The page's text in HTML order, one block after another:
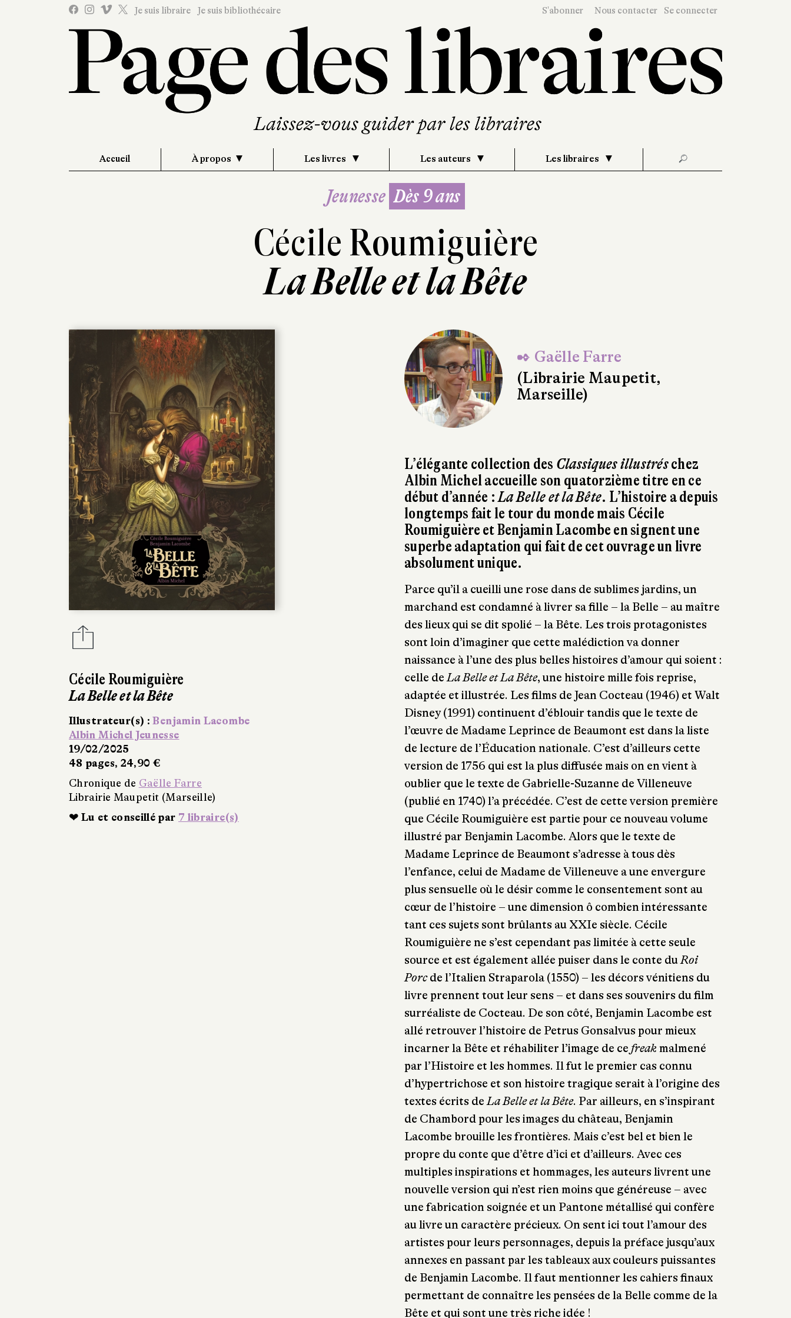
Je suis libraire Je suis bibliothécaire S'abonner Nous contacter Se connecter
Accueil À propos Les livres Les auteurs Les libraires 🔎
Jeunesse Dès 9 ans
Cécile Roumiguière
La Belle et la Bête
Cécile Roumiguière
La Belle et la Bête
Illustrateur(s) :Benjamin Lacombe
Albin Michel Jeunesse
19/02/2025
48 pages, 24,90 €
Chronique de Gaëlle Farre
Librairie Maupetit (Marseille)
❤ Lu et conseillé par 7 libraire(s)
✒ Gaëlle Farre
(Librairie Maupetit,
Marseille)
L’élégante collection des Classiques illustréschez
Albin Michel accueille son quatorzième titre en ce
début d’année :La Belle et la Bête. L’histoire a depuis
longtemps fait le tour du monde mais Cécile
Roumiguière et Benjamin Lacombe en signent une
superbe adaptation qui fait de cet ouvrage un livre
absolument unique.
Parce qu’il a cueilli une rose dans de sublimes jardins, un
marchand est condamné à livrer sa fille – la Belle – au maître
des lieux qui se dit spolié – la Bête. Les trois protagonistes
sont loin d’imaginer que cette malédiction va donner
naissance à l’une des plus belles histoires d’amour qui soient :
celle deLa Belle et La Bête, une histoire mille fois reprise,
adaptée et illustrée. Les films de Jean Cocteau (1946) et Walt
Disney (1991) continuent d’éblouir tandis que le texte de
l’œuvre de Madame Leprince de Beaumont est dans la liste
de lecture de l’Éducation nationale. C’est d’ailleurs cette
version de 1756 qui est la plus diffusée mais on en vient à
oublier que le texte de Gabrielle-Suzanne de Villeneuve
(publié en 1740) l’a précédée. C’est de cette version première
que Cécile Roumiguière est partie pour ce nouveau volume
illustré par Benjamin Lacombe. Alors que le texte de
Madame Leprince de Beaumont s’adresse à tous dès
l’enfance, celui de Madame de Villeneuve a une envergure
plus sensuelle où le désir comme le consentement sont au
cœur de l’histoire – une dimension ô combien intéressante
tant ces sujets sont brûlants au XXIe siècle. Cécile
Roumiguière ne s’est cependant pas limitée à cette seule
source et est également allée puiser dans le conte duRoi
Porcde l’Italien Straparola (1550) – les décors vénitiens du
livre prennent tout leur sens – et dans ses souvenirs du film
surréaliste de Cocteau. De son côté, Benjamin Lacombe est
allé retrouver l’histoire de Petrus Gonsalvus pour mieux
incarner la Bête et réhabiliter l’image de ce freak malmené
par l’Histoire et les hommes. Il fut le premier cas connu
d’hypertrichose et son histoire tragique serait à l’origine des
textes écrits deLa Belle et la Bête. Par ailleurs, en s’inspirant
de Chambord pour les images du château, Benjamin
Lacombe brouille les frontières. Mais c’est bel et bien le
propre du conte que d’être d’ici et d’ailleurs. Avec ces
multiples inspirations et hommages, les auteurs livrent une
nouvelle version qui n’est rien moins que généreuse – avec
une fabrication soignée et un Pantone métallisé qui confère
au livre un caractère précieux. On sent ici tout l’amour des
artistes pour leurs personnages, depuis la préface jusqu’aux
annexes en passant par les tableaux aux couleurs puissantes
de Benjamin Lacombe. Il faut mentionner les cahiers finaux
permettant de connaître les pensées de la Belle comme de la
Bête et qui sont une très riche idée !